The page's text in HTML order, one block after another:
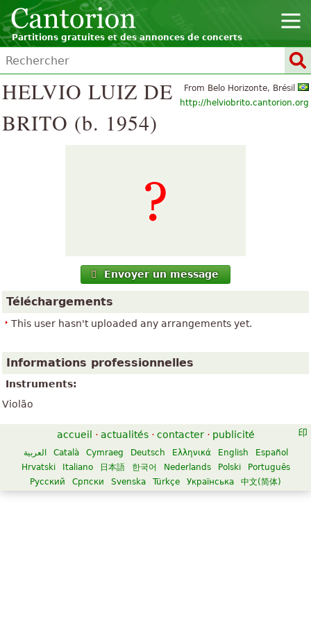
Partitions gratuites et des annonces de concerts
From Belo Horizonte, Brésil
http://helviobrito.cantorion.org
HELVIO LUIZ DE
BRITO (b. 1954)
Envoyer un message
Téléchargements
This user hasn't uploaded any arrangements yet.
Informations professionnelles
Instruments:
Violão
accueil · actualités · contacter · publicité
العربية Català Cymraeg Deutsch Ελληνικά English
Español
Hrvatski
Italiano 日本語 한국어 Nederlands Polski
Português
Русский
Српски Svenska Türkçe Українська 中文(简体)